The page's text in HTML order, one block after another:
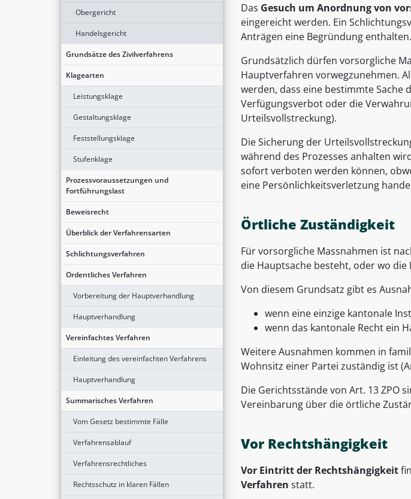
Obergericht
Handelsgericht
Grundsätze des Zivilverfahrens
Klagearten
Leistungsklage
Gestaltungsklage
Feststellungsklage
Stufenklage
Prozessvoraussetzungen und
Fortführungslast
Beweisrecht
Überblick der Verfahrensarten
Schlichtungsverfahren
Ordentliches Verfahren
Vorbereitung der Hauptverhandlung
Hauptverhandlung
Vereinfachtes Verfahren
Einleitung des vereinfachten Verfahrens
Hauptverhandlung
Summarisches Verfahren
Vom Gesetz bestimmte Fälle
Verfahrensablauf
Verfahrensrechtliches
Rechtsschutz in klaren Fällen
Das Gesuch um Anordnung von
eingereicht werden. Ein
Anträgen eine Begründung enthalten.
Grundsätzlich dürfen vorsorgliche
Hauptverfahren vorwegzunehmen.
werden, dass eine bestimmte Sache
Verfügungsverbot oder die
Urteilsvollstreckung).
Die Sicherung der
während des Prozesses anhalten
sofort verboten werden können,
eine Persönlichkeitsverletzung
Örtliche Zuständigkeit
Für vorsorgliche Massnahmen ist
die Hauptsache besteht, oder wo
Von diesem Grundsatz gibt es
wenn eine einzige kantonale
wenn das kantonale Recht ein
Weitere Ausnahmen kommen in
Wohnsitz einer Partei zuständig ist
Die Gerichtsstände von Art. 13 ZPO
Vereinbarung über die örtliche
Vor Rechtshängigkeit
Vor Eintritt der Rechtshängigkeit
Verfahren statt.